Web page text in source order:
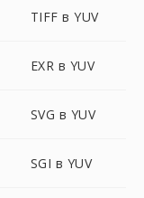
TIFF в YUV
EXR в YUV
SVG в YUV
SGI в YUV